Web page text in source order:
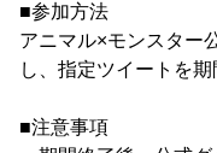
■参加方法
アニマル×モンスター
し、指定ツイートを期
■注意事項